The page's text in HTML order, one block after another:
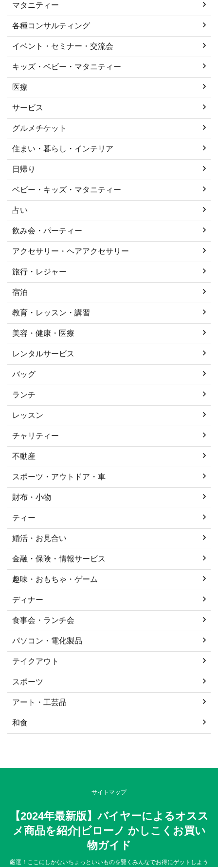
マタニティー
各種コンサルティング
イベント・セミナー・交流会
キッズ・ベビー・マタニティー
医療
サービス
グルメチケット
住まい・暮らし・インテリア
日帰り
ベビー・キッズ・マタニティー
占い
飲み会・パーティー
アクセサリー・ヘアアクセサリー
旅行・レジャー
宿泊
教育・レッスン・講習
美容・健康・医療
レンタルサービス
バッグ
ランチ
レッスン
チャリティー
不動産
スポーツ・アウトドア・車
財布・小物
ティー
婚活・お見合い
金融・保険・情報サービス
趣味・おもちゃ・ゲーム
ディナー
食事会・ランチ会
パソコン・電化製品
テイクアウト
スポーツ
アート・工芸品
和食
サイトマップ
【2024年最新版】バイヤーによるオスス
メ商品を紹介|ビローノ かしこくお買い
物ガイド
厳選！ここにしかないちょっといいものを賢くみんなでお得にゲットしよう